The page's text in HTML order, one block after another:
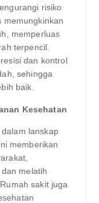
risiko
memungkinkan
memperluas
terpencil.
dan kontrol
sehingga
baik.
Kesehatan
lanskap
memberikan
melatih
sakit juga